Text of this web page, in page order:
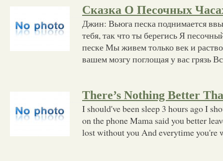
Сказка О Песочных
Джин: Вьюга песка поднимается
тебя, так что ты берегись Я
песке Мы живем только век и
вашем мозгу поглощая у вас грязь
There’s Nothing Better
I should've been sleep 3 hours ago I
on the phone Mama said you better
lost without you And everytime you're